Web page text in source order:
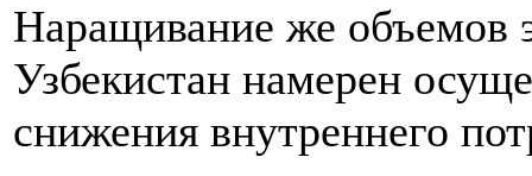
Наращивание же объемов
Узбекистан намерен
снижения внутреннего